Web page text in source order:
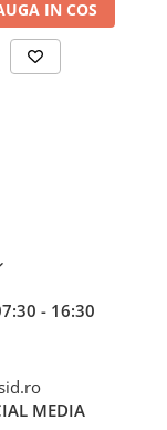
IN COS
- 16:30
MEDIA